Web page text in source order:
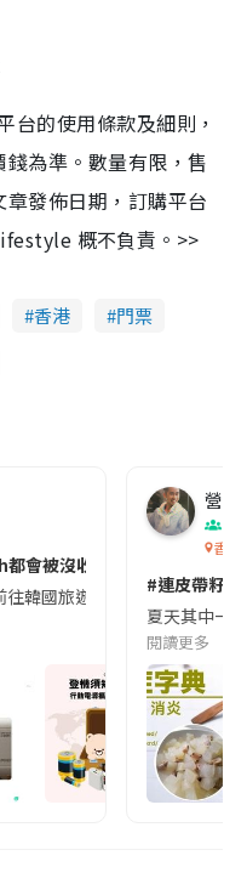
台的使用條款及細則，
為準。數量有限，售
發佈日期，訂購平台
概不負責。>>
香港
門票
會被沒收😱出發前切記檢查
往韓國旅遊的民眾，近期要
營養
香港
#連皮帶籽
夏天其中一
閱讀更多